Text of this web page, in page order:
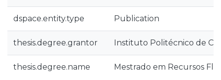
dspace.entity.type Publication
thesis.degree.grantor Instituto Politécnico de
thesis.degree.name Mestrado em Recursos